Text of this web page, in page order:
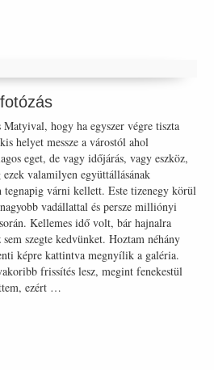
hogy ha egyszer végre tiszta
helyet messze a várostól ahol
eget, de vagy időjárás, vagy eszköz,
valamilyen együttállásának
tegnapig várni kellett. Este tizenegy körül
vadállattal és persze milliónyi
Kellemes idő volt, bár hajnalra
szegte kedvünket. Hoztam néhány
képre kattintva megnyílik a galéria.
frissítés lesz, megint fenekestül
ezért …